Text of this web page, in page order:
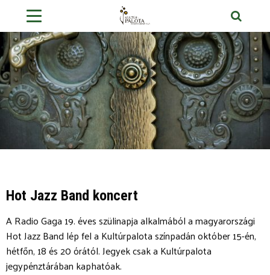
Hot Jazz Band koncert
A Radio Gaga 19. éves szülinapja alkalmából a magyarországi
Hot Jazz Band lép fel a Kultúrpalota színpadán október 15-én,
hétfőn, 18 és 20 órától. Jegyek csak a Kultúrpalota
jegypénztárában kaphatóak.